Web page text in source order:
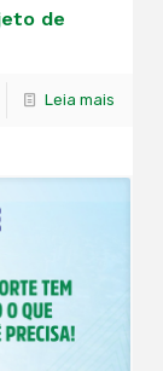
de
Leia mais